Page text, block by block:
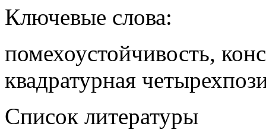
Ключевые слова:
помехоустойчивость,
квадратурная
Список литературы